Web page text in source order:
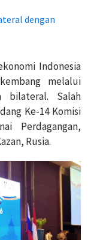
dengan
Indonesia
melalui
bilateral. Salah
Ke-14 Komisi
Perdagangan,
Rusia.